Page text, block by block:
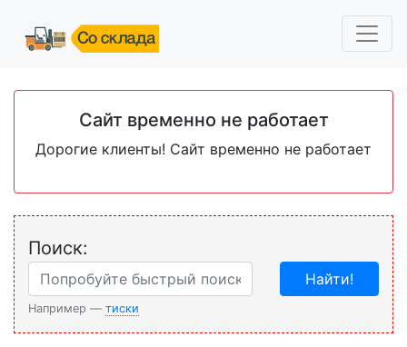
Сайт временно не работает
Дорогие клиенты! Сайт временно не работает
Поиск:
Например — тиски
Найти!